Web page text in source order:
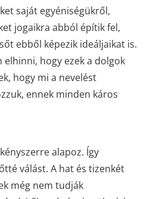
saját egyéniségükről,
jogaikra abból építik fel,
ebből képezik ideáljaikat is.
hogy ezek a dolgok
hogy mi a nevelést
ennek minden káros
alapoz. Így
válást. A hat és tizenkét
még nem tudják